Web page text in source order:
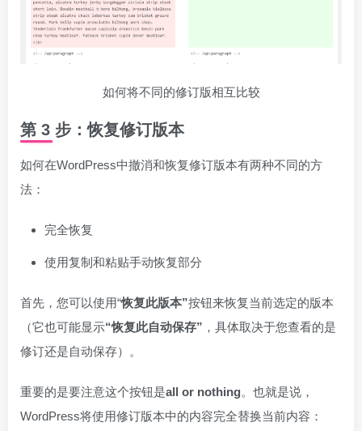
如何将不同的修订版相互比较
第 3 步：恢复修订版本
如何在WordPress中撤消和恢复修订版本有两种不同的方
法：
完全恢复
使用复制和粘贴手动恢复部分
首先，您可以使用“恢复此版本”按钮来恢复当前选定的版本
（它也可能显示“恢复此自动保存” ，具体取决于您查看的是
修订还是自动保存）。
重要的是要注意这个按钮是all or nothing。也就是说，
WordPress将使用修订版本中的内容完全替换当前内容：